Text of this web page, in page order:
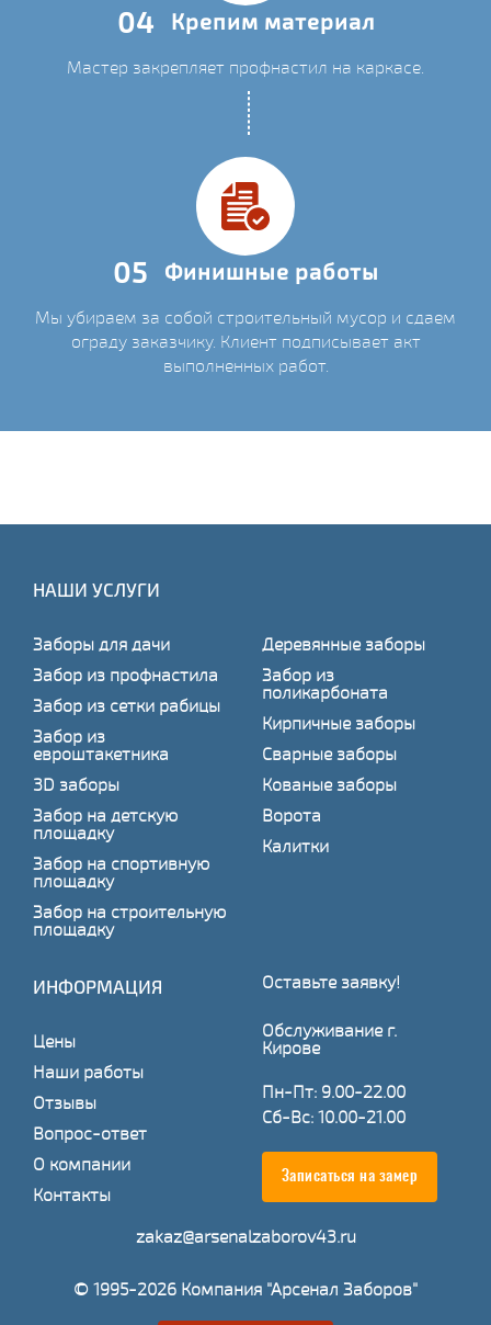
04 Крепим материал
Мастер закрепляет профнастил на каркасе.
05 Финишные работы
Мы убираем за собой строительный мусор и сдаем
ограду заказчику. Клиент подписывает акт
выполненных работ.
НАШИ УСЛУГИ
Заборы для дачи
Забор из профнастила
Забор из сетки рабицы
Забор из
евроштакетника
3D заборы
Забор на детскую
площадку
Забор на спортивную
площадку
Забор на строительную
площадку
Деревянные заборы
Забор из
поликарбоната
Кирпичные заборы
Сварные заборы
Кованые заборы
Ворота
Калитки
ИНФОРМАЦИЯ
Цены
Наши работы
Отзывы
Вопрос-ответ
О компании
Контакты
Оставьте заявку!
Обслуживание г.
Кирове
Пн-Пт: 9.00-22.00
Сб-Вс: 10.00-21.00
Записаться на замер
zakaz@arsenalzaborov43.ru
© 1995-2026 Компания "Арсенал Заборов"